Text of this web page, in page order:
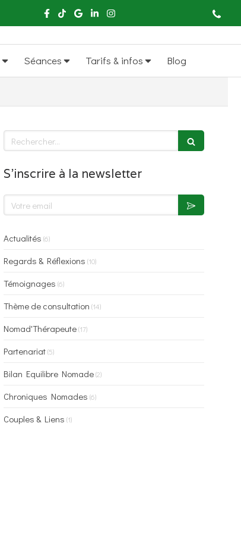
Séances Tarifs & infos Blog
Rechercher
S'inscrire à la newsletter
Votre email
Actualités (6)
Regards & Réflexions (10)
Témoignages (6)
Thème de consultation (14)
Nomad'Thérapeute(17)
Partenariat(5)
Bilan Equilibre Nomade(2)
Chroniques Nomades (6)
Couples & Liens (1)